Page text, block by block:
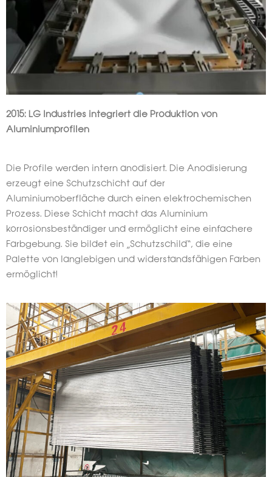
2015: LG Industries integriert die Produktion von
Aluminiumprofilen
Die Profile werden intern anodisiert. Die Anodisierung
erzeugt eine Schutzschicht auf der
Aluminiumoberfläche durch einen elektrochemischen
Prozess. Diese Schicht macht das Aluminium
korrosionsbeständiger und ermöglicht eine einfachere
Farbgebung. Sie bildet ein „Schutzschild“, die eine
Palette von langlebigen und widerstandsfähigen Farben
ermöglicht!